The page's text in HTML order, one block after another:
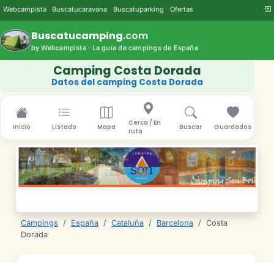
Webcampista Buscatucaravana Buscatuparking Ofertas
Buscatucamping.com
by Webcampista · La guía de campings de España
Camping Costa Dorada
Datos del camping Costa Dorada
Inicio Listado Mapa
Cerca / En
ruta
Buscar Guardados
Campings / España / Cataluña / Barcelona / Costa
Dorada